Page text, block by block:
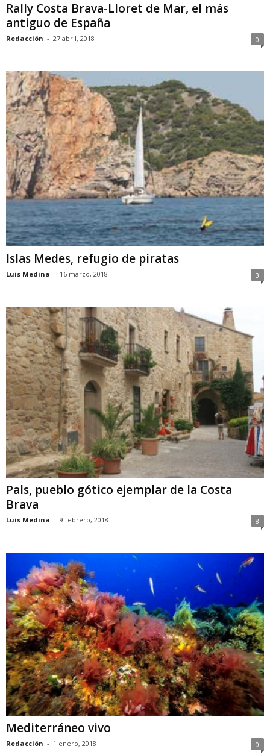
Rally Costa Brava-Lloret de Mar, el más
antiguo de España
Redacción - 27 abril, 2018 0
Islas Medes, refugio de piratas
Luis Medina - 16 marzo, 2018 3
Pals, pueblo gótico ejemplar de la Costa
Brava
Luis Medina - 9 febrero, 2018 8
Mediterráneo vivo
Redacción - 1 enero, 2018 0